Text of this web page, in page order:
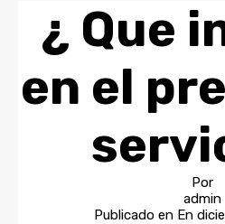
¿ Que
en el
Por
admin
Publicado en En